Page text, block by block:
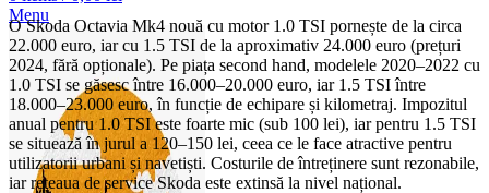
Menu
O Skoda Octavia Mk4 nouă cu motor 1.0 TSI pornește de la circa
22.000 euro, iar cu 1.5 TSI de la aproximativ 24.000 euro (prețuri
2024, fără opționale). Pe piața second hand, modelele 2020–2022 cu
1.0 TSI se găsesc între 16.000–20.000 euro, iar 1.5 TSI între
18.000–23.000 euro, în funcție de echipare și kilometraj. Impozitul
anual pentru 1.0 TSI este foarte mic (sub 100 lei), iar pentru 1.5 TSI
se situează în jurul a 120–150 lei, ceea ce le face atractive pentru
utilizatorii urbani și navetiști. Costurile de întreținere sunt rezonabile,
iar rețeaua de service Skoda este extinsă la nivel național.